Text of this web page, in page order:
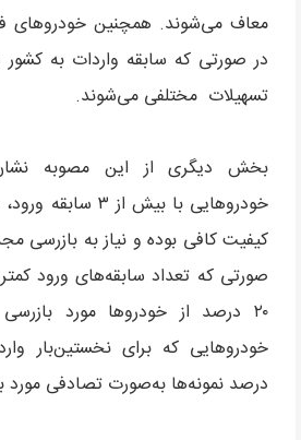
معاف می‌شوند. همچنین خودروهای
در صورتی که سابقه واردات به
تسهیلات مختلفی می‌شوند.
بخش دیگری از این مصوبه
خودروهایی با بیش
کیفیت کافی بوده و نیاز به بازرسی
۲۰ درصد از خودروها مورد
درصد نمونه‌ها به‌صورت تصادفی مورد